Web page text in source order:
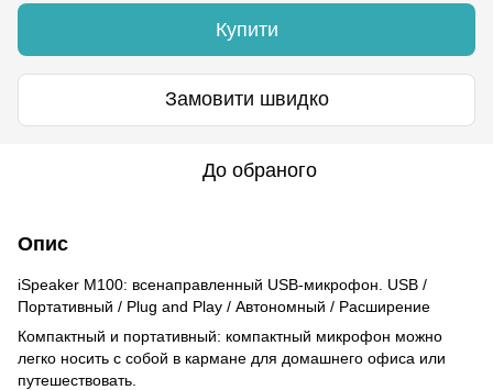
Купити
Замовити швидко
До обраного
Опис
iSpeaker M100: всенаправленный USB-микрофон. USB /
Портативный / Plug and Play / Автономный / Расширение
Компактный и портативный: компактный микрофон можно
легко носить с собой в кармане для домашнего офиса или
путешествовать.